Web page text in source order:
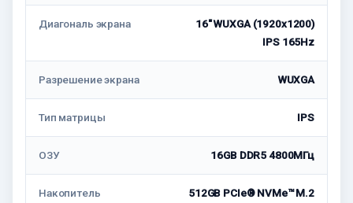
Диагональ экрана
16" WUXGA (1920x1200)
IPS 165Hz
Разрешение экрана WUXGA
Тип матрицы IPS
ОЗУ 16GB DDR5 4800МГц
Накопитель
512GB PCIe® NVMe™ M.2